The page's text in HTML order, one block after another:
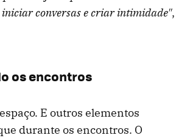
conversas e criar intimidade",
os encontros
E outros elementos
durante os encontros. O